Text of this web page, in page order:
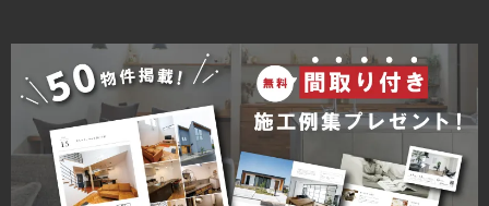
2023年12月
2023年11月
2023年10月
2023年9月
設計部設計課
営業部営業課